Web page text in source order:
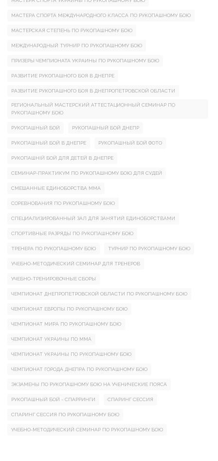
МАСТЕРА СПОРТА МЕЖДУНАРОДНОГО КЛАССА ПО РУКОПАШНОМУ БОЮ
МАСТЕРСКАЯ СТЕПЕНЬ ПО РУКОПАШНОМУ БОЮ
МЕЖДУНАРОДНЫЙ ТУРНИР ПО РУКОПАШНОМУ БОЮ
ПРИЗЕРЫ ЧЕМПИОНАТА УКРАИНЫ ПО РУКОПАШНОМУ БОЮ
РАЗВИТИЕ РУКОПАШНОГО БОЯ В ДНЕПРЕ
РАЗВИТИЕ РУКОПАШНОГО БОЯ В ДНЕПРОПЕТРОВСКОЙ ОБЛАСТИ
РЕГИОНАЛЬНЫЙ МАСТЕРСКИЙ АТТЕСТАЦИОННЫЙ СЕМИНАР ПО
РУКОПАШНОМУ БОЮ
РУКОПАШНЫЙ БОЙ РУКОПАШНЫЙ БОЙ ДНЕПР
РУКОПАШНЫЙ БОЙ В ДНЕПРЕ РУКОПАШНЫЙ БОЙ ФОТО
РУКОПАШНІЙ БОЙ ДЛЯ ДЕТЕЙ В ДНЕПРЕ
СЕМИНАР-ПРАКТИКУМ ПО РУКОПАШНОМУ БОЮ ДЛЯ СУДЕЙ
СМЕШАННЫЕ ЕДИНОБОРСТВА ММА
СОРЕВНОВАНИЯ ПО РУКОПАШНОМУ БОЮ
СПЕЦИАЛИЗИРОВАННЫЙ ЗАЛ ДЛЯ ЗАНЯТИЙ ЕДИНОБОРСТВАМИ
СПОРТИВНЫЕ РАЗРЯДЫ ПО РУКОПАШНОМУ БОЮ
ТРЕНЕРА ПО РУКОПАШНОМУ БОЮ ТУРНИР ПО РУКОПАШНОМУ БОЮ
УЧЕБНО-МЕТОДИЧЕСКИЙ СЕМИНАР ДЛЯ ТРЕНЕРОВ
УЧЕБНО-ТРЕНИРОВОЧНЫЕ СБОРЫ
ЧЕМПИОНАТ ДНЕПРОПЕТРОВСКОЙ ОБЛАСТИ ПО РУКОПАШНОМУ БОЮ
ЧЕМПИОНАТ ЕВРОПЫ ПО РУКОПАШНОМУ БОЮ
ЧЕМПИОНАТ МИРА ПО РУКОПАШНОМУ БОЮ
ЧЕМПИОНАТ УКРАИНЫ ПО ММА
ЧЕМПИОНАТ УКРАИНЫ ПО РУКОПАШНОМУ БОЮ
ЧЕМПИОНАТ ГОРОДА ДНЕПРА ПО РУКОПАШНОМУ БОЮ
ЭКЗАМЕНЫ ПО РУКОПАШНОМУ БОЮ НА УЧЕНИЧЕСКИЕ ПОЯСА
РУКОПАШНЫЙ БОЙ - СПАРРИНГИ СПАРИНГ СЕССИЯ
СПАРИНГ СЕССИЯ ПО РУКОПАШНОМУ БОЮ
УЧЕБНО-МЕТОДИЧЕСКИЙ СЕМИНАР ПО РУКОПАШНОМУ БОЮ